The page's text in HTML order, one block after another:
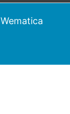
Wematica